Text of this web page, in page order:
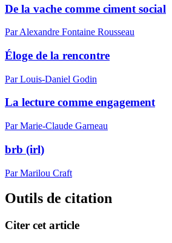
De la vache comme ciment social
Par Alexandre Fontaine Rousseau
Éloge de la rencontre
Par Louis-Daniel Godin
La lecture comme engagement
Par Marie-Claude Garneau
brb (irl)
Par Marilou Craft
Outils de citation
Citer cet article